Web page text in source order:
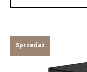
Sprzedaż